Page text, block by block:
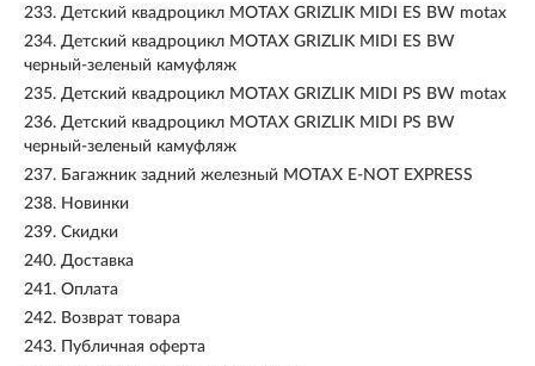
233. Детский квадроцикл MOTAX GRIZLIK MIDI ES BW motax
234. Детский квадроцикл MOTAX GRIZLIK MIDI ES BW
черный-зеленый камуфляж
235. Детский квадроцикл MOTAX GRIZLIK MIDI PS BW motax
236. Детский квадроцикл MOTAX GRIZLIK MIDI PS BW
черный-зеленый камуфляж
237. Багажник задний железный MOTAX E-NOT EXPRESS
238. Новинки
239. Скидки
240. Доставка
241. Оплата
242. Возврат товара
243.
Публичная оферта